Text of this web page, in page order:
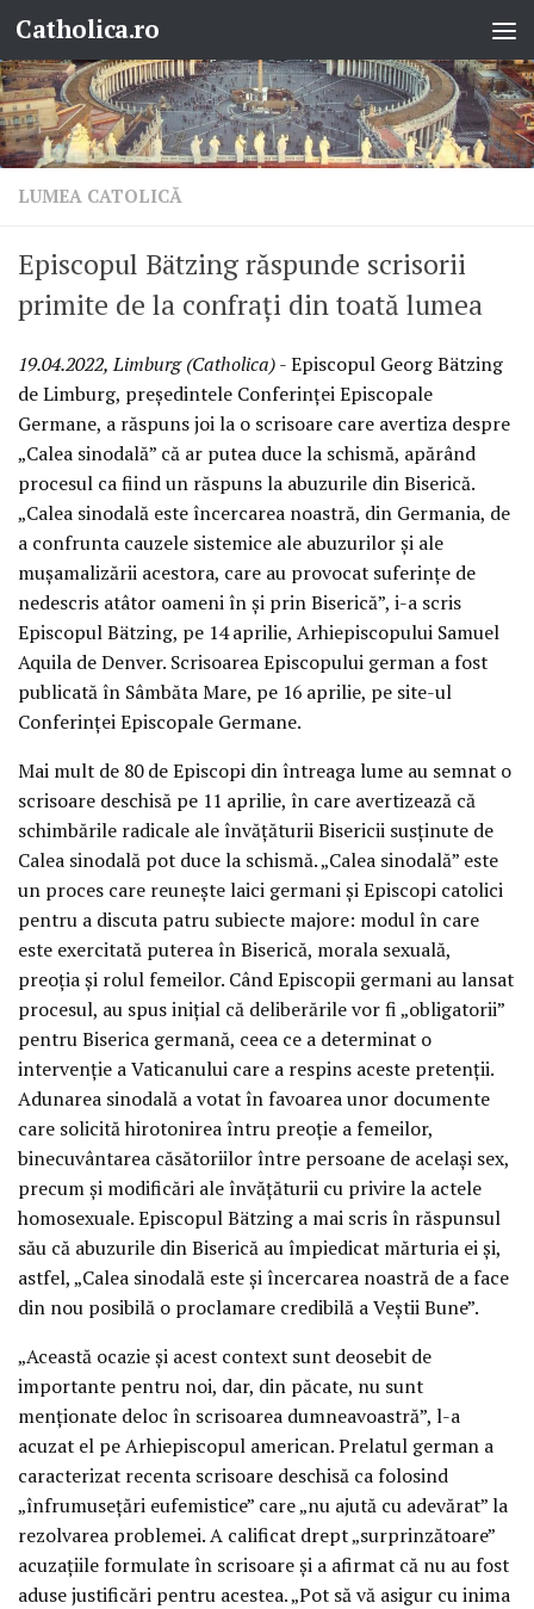
Skip to content
Catholica.ro
LUMEA CATOLICĂ
Episcopul Bätzing răspunde scrisorii
primite de la confrați din toată lumea
19.04.2022, Limburg (Catholica)- Episcopul Georg Bätzing
de Limburg, președintele Conferinței Episcopale
Germane, a răspuns joi la o scrisoare care avertiza despre
„Calea sinodală” că ar putea duce la schismă, apărând
procesul ca fiind un răspuns la abuzurile din Biserică.
„Calea sinodală este încercarea noastră, din Germania, de
a confrunta cauzele sistemice ale abuzurilor și ale
mușamalizării acestora, care au provocat suferințe de
nedescris atâtor oameni în și prin Biserică”, i-a scris
Episcopul Bätzing, pe 14 aprilie, Arhiepiscopului Samuel
Aquila de Denver. Scrisoarea Episcopului german a fost
publicată în Sâmbăta Mare, pe 16 aprilie, pe site-ul
Conferinței Episcopale Germane.
Mai mult de 80 de Episcopi din întreaga lume au semnat o
scrisoare deschisă pe 11 aprilie, în care avertizează că
schimbările radicale ale învățăturii Bisericii susținute de
Calea sinodală pot duce la schismă. „Calea sinodală” este
un proces care reunește laici germani și Episcopi catolici
pentru a discuta patru subiecte majore: modul în care
este exercitată puterea în Biserică, morala sexuală,
preoția și rolul femeilor. Când Episcopii germani au lansat
procesul, au spus inițial că deliberările vor fi „obligatorii”
pentru Biserica germană, ceea ce a determinat o
intervenție a Vaticanului care a respins aceste pretenții.
Adunarea sinodală a votat în favoarea unor documente
care solicită hirotonirea întru preoție a femeilor,
binecuvântarea căsătoriilor între persoane de același sex,
precum și modificări ale învățăturii cu privire la actele
homosexuale. Episcopul Bätzing a mai scris în răspunsul
său că abuzurile din Biserică au împiedicat mărturia ei și,
astfel, „Calea sinodală este și încercarea noastră de a face
din nou posibilă o proclamare credibilă a Veștii Bune”.
„Această ocazie și acest context sunt deosebit de
importante pentru noi, dar, din păcate, nu sunt
menționate deloc în scrisoarea dumneavoastră”, l-a
acuzat el pe Arhiepiscopul american. Prelatul german a
caracterizat recenta scrisoare deschisă ca folosind
„înfrumusețări eufemistice” care „nu ajută cu adevărat” la
rezolvarea problemei. A calificat drept „surprinzătoare”
acuzațiile formulate în scrisoare și a afirmat că nu au fost
aduse justificări pentru acestea. „Pot să vă asigur cu inima